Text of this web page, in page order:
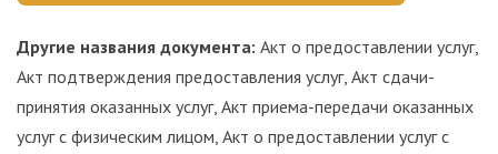
Другие названия документа: Акт о предоставлении услуг,
Акт подтверждения предоставления услуг, Акт сдачи-
принятия оказанных услуг, Акт приема-передачи оказанных
услуг с физическим лицом, Акт о предоставлении услуг с